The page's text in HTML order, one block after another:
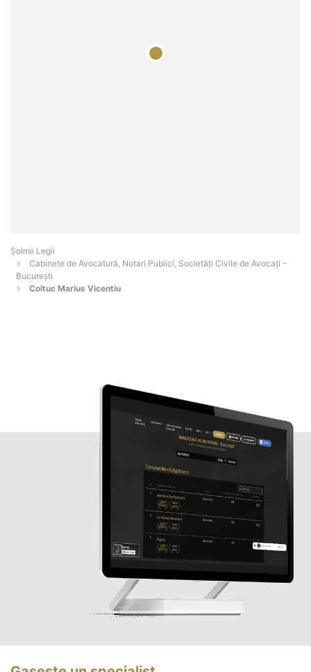
Șoimii Legii
Cabinete de Avocatură, Notari Publici, Societăți Civile de Avocați -
Bucureşti
Coltuc Marius Vicentiu